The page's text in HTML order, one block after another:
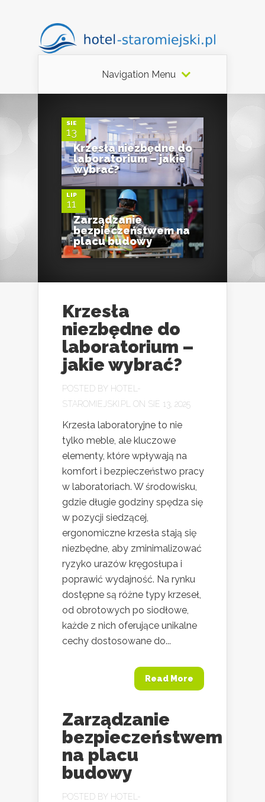
Navigation Menu
SIE
13
Krzesła niezbędne do
laboratorium – jakie
wybrać?
LIP
11
0
Zarządzanie
bezpieczeństwem na
placu budowy
Krzesła
niezbędne do
laboratorium –
jakie wybrać?
POSTED BY HOTEL-
STAROMIEJSKI.PL
ON SIE 13, 2025
Krzesła laboratoryjne to nie
tylko meble, ale kluczowe
elementy, które wpływają na
komfort i bezpieczeństwo pracy
w laboratoriach. W środowisku,
gdzie długie godziny spędza się
w pozycji siedzącej,
ergonomiczne krzesła stają się
niezbędne, aby zminimalizować
ryzyko urazów kręgosłupa i
poprawić wydajność. Na rynku
dostępne są różne typy krzeseł,
od obrotowych po siodłowe,
każde z nich oferujące unikalne
cechy dostosowane do...
Read More
Zarządzanie
bezpieczeństwem
na placu
budowy
POSTED BY HOTEL-